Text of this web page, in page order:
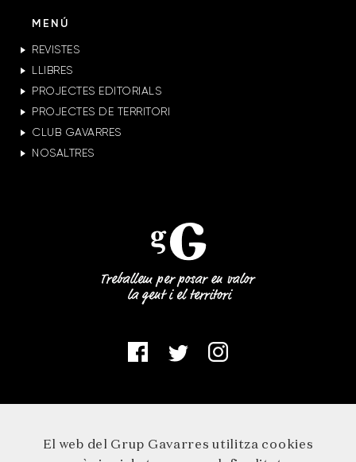
MENÚ
REVISTES
LLIBRES
PROJECTES EDITORIALS
PROJECTES DE TERRITORI
CLUB GAVARRES
NOSALTRES
El web del Grup Gavarres utilitza cookies